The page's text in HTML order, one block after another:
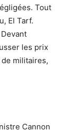
Tout
El Tarf.
les prix
militaires,
Cannon